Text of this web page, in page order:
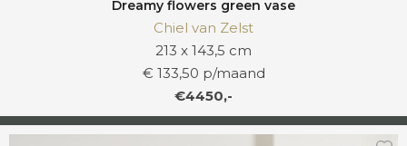
Dreamy flowers green vase
Chiel van Zelst
213 x 143,5 cm
€ 133,50 p/maand
€4450,-